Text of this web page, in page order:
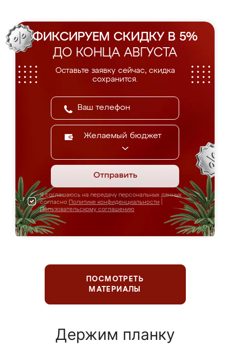
ФИКСИРУЕМ СКИДКУ В 5%
ДО КОНЦА АВГУСТА
Оставьте заявку сейчас, скидка
сохранится.
Желаемый бюджет
Отправить
Я соглашаюсь на передачу персональных данных
согласно Политике конфиденциальности
Пользовательскому соглашению
ПОСМОТРЕТЬ
МАТЕРИАЛЫ
Держим планку